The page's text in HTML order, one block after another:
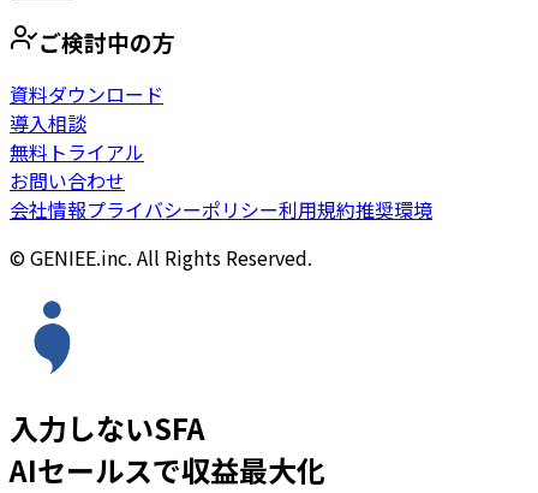
ご検討中の方
資料ダウンロード
導入相談
無料トライアル
お問い合わせ
会社情報プライバシーポリシー利用規約推奨環境
© GENIEE.inc. All Rights Reserved.
入力しないSFA
AIセールスで収益最大化